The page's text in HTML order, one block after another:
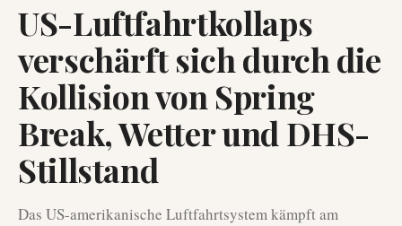
US-Luftfahrtkollaps
verschärft sich durch die
Kollision von Spring
Break, Wetter und DHS-
Stillstand
Das US-amerikanische Luftfahrtsystem kämpft am